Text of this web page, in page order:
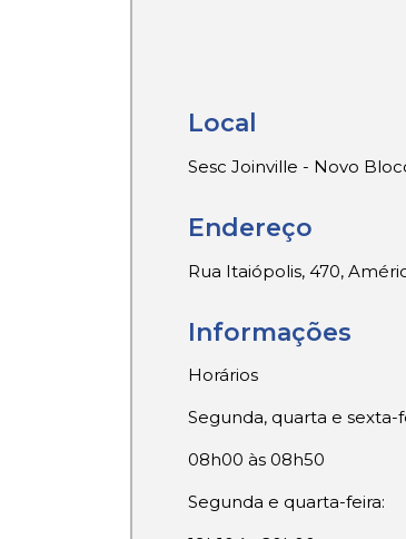
Local
Sesc Joinville - Novo
Endereço
Rua Itaiópolis, 470,
Informações
Horários
Segunda, quarta e sexta-
08h00 às 08h50
Segunda e quarta-feira: